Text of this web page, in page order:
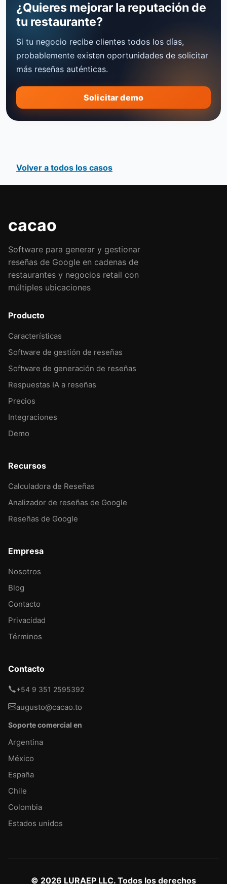
¿Quieres mejorar la reputación de
tu restaurante?
Si tu negocio recibe clientes todos los días,
probablemente existen oportunidades de solicitar
más reseñas auténticas.
Solicitar demo
Volver a todos los casos
cacao
Software para generar y gestionar
reseñas de Google en cadenas de
restaurantes y negocios retail con
múltiples ubicaciones
Producto
Características
Software de gestión de reseñas
Software de generación de reseñas
Respuestas IA a reseñas
Precios
Integraciones
Demo
Recursos
Calculadora de Reseñas
Analizador de reseñas de Google
Reseñas de Google
Empresa
Nosotros
Blog
Contacto
Privacidad
Términos
Contacto
+54 9 351 2595392
augusto@cacao.to
Soporte comercial en
Argentina
México
España
Chile
Colombia
Estados unidos
© 2026 LURAEP LLC. Todos los derechos